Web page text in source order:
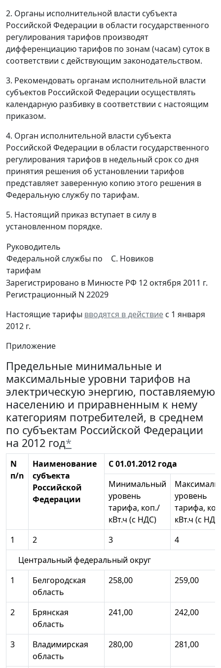
2. Органы исполнительной власти субъекта
Российской Федерации в области государственного
регулирования тарифов производят
дифференциацию тарифов по зонам (часам) суток в
соответствии с действующим законодательством.
3. Рекомендовать органам исполнительной власти
субъектов Российской Федерации осуществлять
календарную разбивку в соответствии с настоящим
приказом.
4. Орган исполнительной власти субъекта
Российской Федерации в области государственного
регулирования тарифов в недельный срок со дня
принятия решения об установлении тарифов
представляет заверенную копию этого решения в
Федеральную службу по тарифам.
5. Настоящий приказ вступает в силу в
установленном порядке.
Руководитель
Федеральной службы по
тарифам
С. Новиков
Зарегистрировано в Минюсте РФ 12 октября 2011 г.
Регистрационный N 22029
Настоящие тарифы вводятся в действие с 1 января
2012 г.
Приложение
Предельные минимальные и
максимальные уровни тарифов на
электрическую энергию, поставляемую
населению и приравненным к нему
категориям потребителей, в среднем
по субъектам Российской Федерации
на 2012 год*
N
п/n
Наименование
субъекта
Российской
Федерации
С 01.01.2012 года
Минимальный
уровень
тарифа, коп./
кВт.ч (с НДС)
уровень
тарифа,
кВт.ч (с
1
2 3
4
Центральный федеральный округ
1
Белгородская
область
258,00 259,00
2
Брянская
область
241,00 242,00
3
Владимирская
область
280,00 281,00